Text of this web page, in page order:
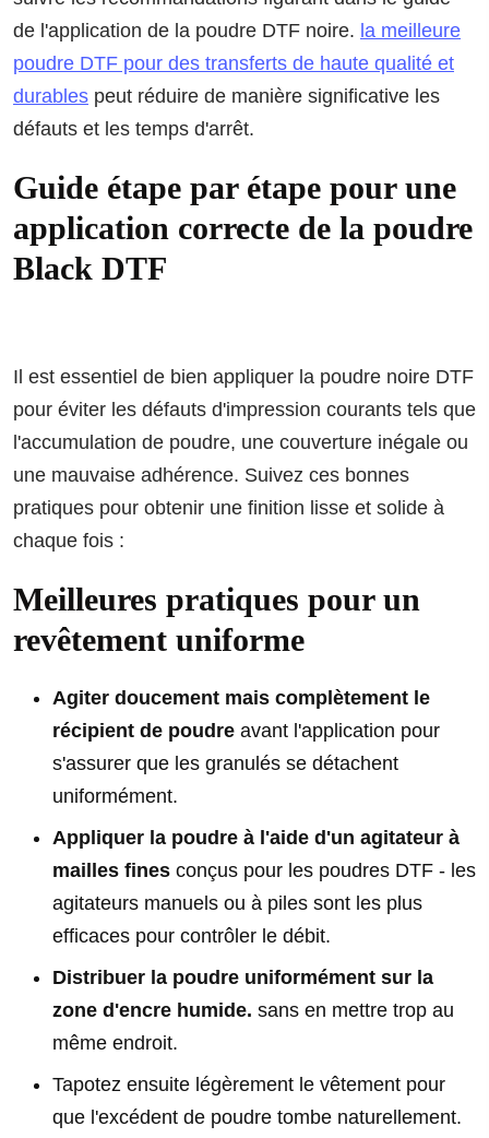
de l'application de la poudre DTF noire. la meilleure
poudre DTF pour des transferts de haute qualité et
durables peut réduire de manière significative les
défauts et les temps d'arrêt.
Guide étape par étape pour une
application correcte de la poudre
Black DTF
Il est essentiel de bien appliquer la poudre noire DTF
pour éviter les défauts d'impression courants tels que
l'accumulation de poudre, une couverture inégale ou
une mauvaise adhérence. Suivez ces bonnes
pratiques pour obtenir une finition lisse et solide à
chaque fois :
Meilleures pratiques pour un
revêtement uniforme
Agiter doucement mais complètement le
récipient de poudre avant l'application pour
s'assurer que les granulés se détachent
uniformément.
Appliquer la poudre à l'aide d'un agitateur à
mailles fines conçus pour les poudres DTF - les
agitateurs manuels ou à piles sont les plus
efficaces pour contrôler le débit.
Distribuer la poudre uniformément sur la
zone d'encre humide. sans en mettre trop au
même endroit.
Tapotez ensuite légèrement le vêtement pour
que l'excédent de poudre tombe naturellement.